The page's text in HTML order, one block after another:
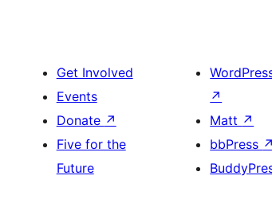
Get Involved
Events
Donate ↗
Five for the
Future
↗
Matt ↗
bbPress ↗